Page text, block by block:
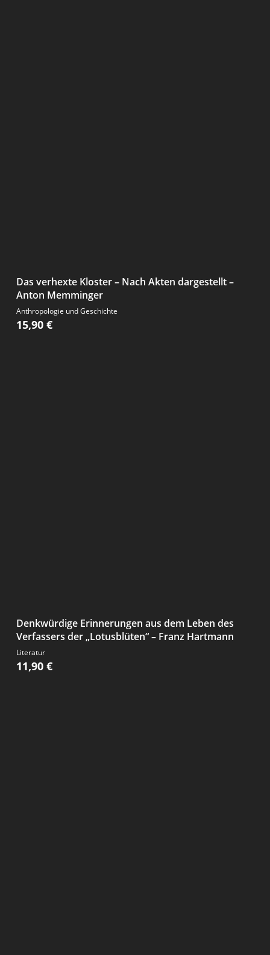
Das verhexte Kloster – Nach Akten dargestellt –
Anton Memminger
Anthropologie und Geschichte
15,90 €
Denkwürdige Erinnerungen aus dem Leben des
Verfassers der „Lotusblüten“ – Franz Hartmann
Literatur
11,90 €